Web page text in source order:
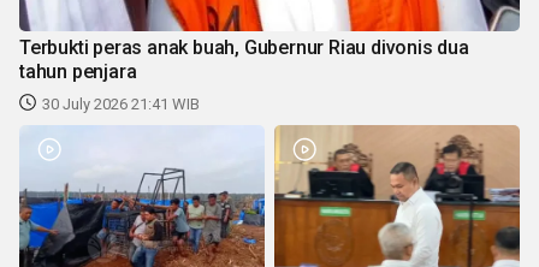
Terbukti peras anak buah, Gubernur Riau divonis dua
tahun penjara
30 July 2026 21:41 WIB